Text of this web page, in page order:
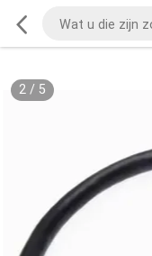
2/ 5